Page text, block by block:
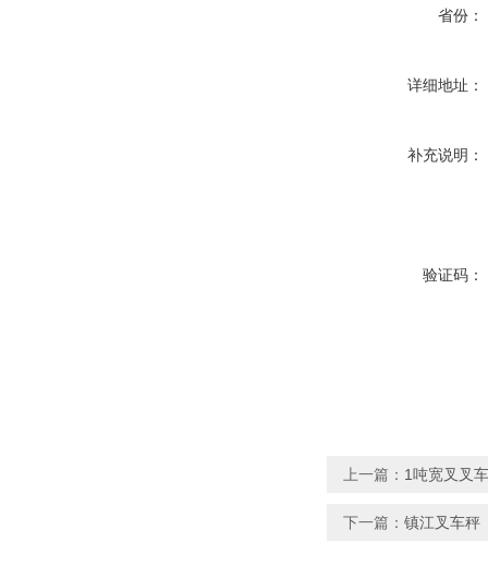
省份：
详细地址：
补充说明：
验证码：
上一篇： 1吨宽叉叉
下一篇： 镇江叉车秤